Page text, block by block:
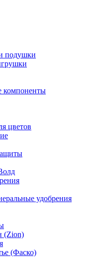
подушки
компоненты
цветов
удобрения
(Zion)
(Фаско)